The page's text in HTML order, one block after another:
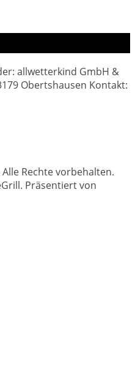
allwetterkind GmbH &
Obertshausen Kontakt:
Alle Rechte vorbehalten.
Präsentiert von